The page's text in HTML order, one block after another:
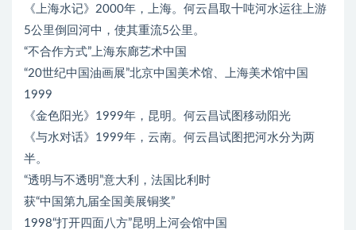
《上海水记》2000年，上海。何云昌取十吨河水运往上游
5公里倒回河中，使其重流5公里。
“不合作方式”上海东廊艺术中国
“20世纪中国油画展”北京中国美术馆、上海美术馆中国
1999
《金色阳光》1999年，昆明。何云昌试图移动阳光
《与水对话》1999年，云南。何云昌试图把河水分为两
半。
“透明与不透明”意大利，法国比利时
获“中国第九届全国美展铜奖”
1998“打开四面八方”昆明上河会馆中国